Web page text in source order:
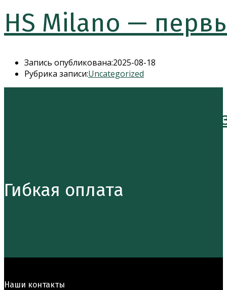
HS Milano —
Запись опубликована:2025-08-18
Рубрика записи:Uncategorized
Бесплатная доставка при
Гибкая оплата
Наши контакты